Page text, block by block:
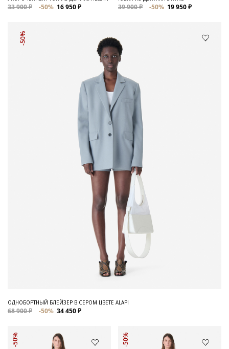
33 900 ₽ -50% 16 950 ₽ 39 900 ₽ -50% 19 950 ₽
-50%
ОДНОБОРТНЫЙ БЛЕЙЗЕР В СЕРОМ ЦВЕТЕ ALAPI
68 900 ₽ -50% 34 450 ₽
-50% -50%